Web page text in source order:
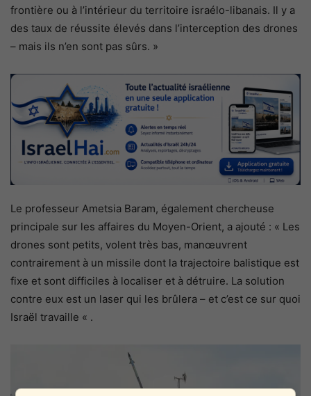
frontière ou à l’intérieur du territoire israélo-libanais. Il y a
des taux de réussite élevés dans l’interception des drones
– mais ils n’en sont pas sûrs. »
Le professeur Ametsia Baram, également chercheuse
principale sur les affaires du Moyen-Orient, a ajouté : « Les
drones sont petits, volent très bas, manœuvrent
contrairement à un missile dont la trajectoire balistique est
fixe et sont difficiles à localiser et à détruire. La solution
contre eux est un laser qui les brûlera – et c’est ce sur quoi
Israël travaille « .